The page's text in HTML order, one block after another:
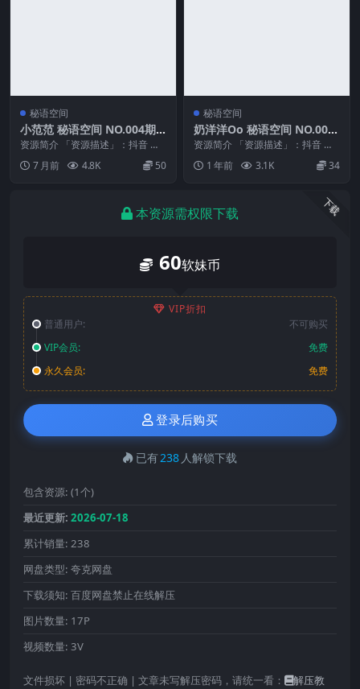
秘语空间
小范范 秘语空间 NO.004期
最新至：2026.1.10
资源简介 「资源描述」：抖音 小
范范 秘语空间 NO.004期 【17P8
V】最...
7 月前 4.8K 50
秘语空间
奶洋洋Oo 秘语空间 NO.002
期
资源简介 「资源描述」：抖音 奶
洋洋Oo 秘语空间 NO.002期 【29
P】 ...1 年前 3.1K 34
下载
本资源需权限下载
60软妹币
VIP折扣
普通用户:
不可购买
VIP会员:
免费
永久会员:
免费
登录后购买
已有238 人解锁下载
包含资源: (1个)
最近更新: 2026-07-18
累计销量: 238
网盘类型: 夸克网盘
下载须知: 百度网盘禁止在线解压
图片数量: 17P
视频数量: 3V
文件损坏 | 密码不正确 | 文章未写解压密码，请统一看：
解压教